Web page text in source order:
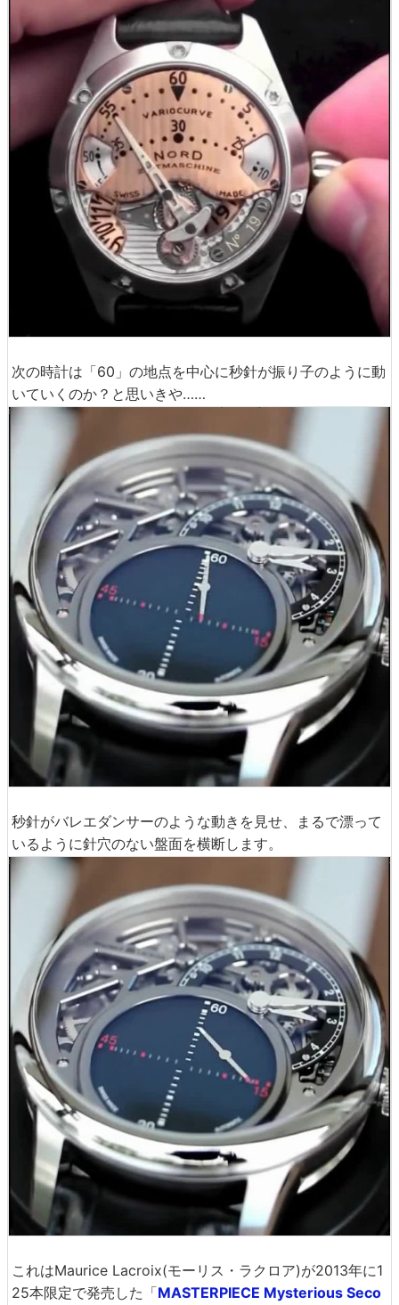
次の時計は「60」の地点を中心に秒針が振り子のように動
いていくのか？と思いきや……
秒針がバレエダンサーのような動きを見せ、まるで漂って
いるように針穴のない盤面を横断します。
これはMaurice Lacroix(モーリス・ラクロア)が2013年に1
25本限定で発売した「MASTERPIECE Mysterious Seco